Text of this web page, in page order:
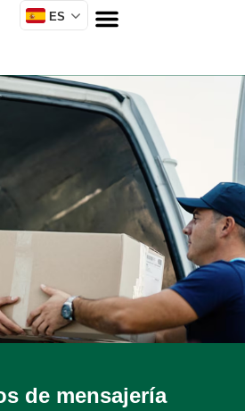
ES
de mensajería